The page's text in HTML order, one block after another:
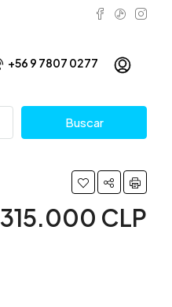
+56 9 7807 0277
Buscar
315.000 CLP